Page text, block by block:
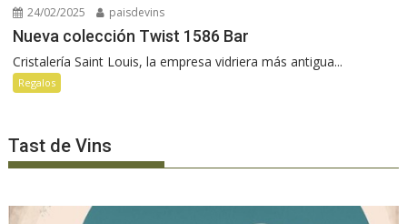
24/02/2025 paisdevins
Nueva colección Twist 1586 Bar
Cristalería Saint Louis, la empresa vidriera más antigua...
Regalos
Tast de Vins